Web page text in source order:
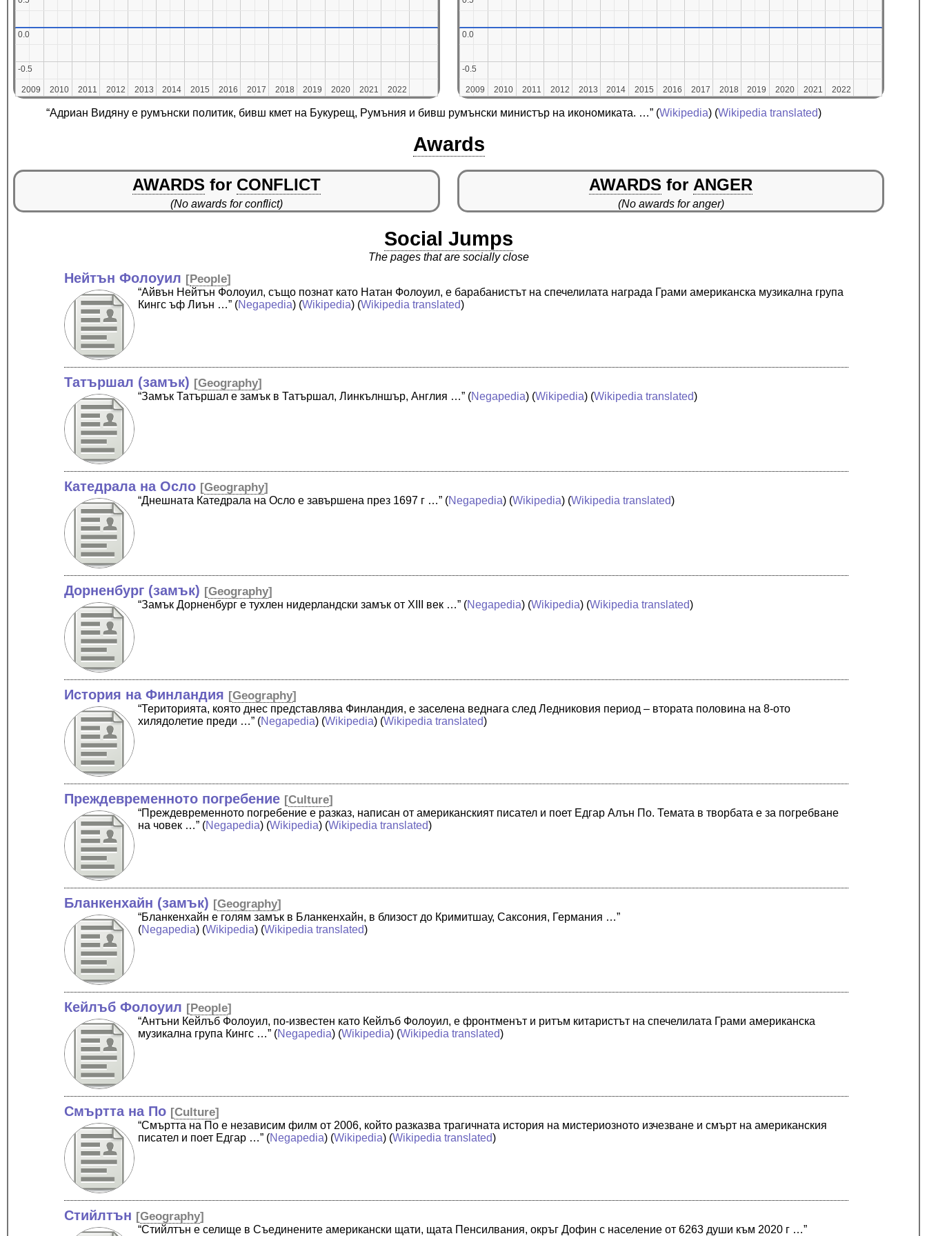
2009
2009 2010
2010 2011
2011 2012
2012 2013
2013 2014
2014 2015
2015 2016
2016 2017
2017 2018
2018 2019
2019 2020
2020 2021
2021 2022
2022
-0.5
-0.5
0.0
0.0
2009
2009 2010
2010 2011
2011 2012
2012 2013
2013 2014
2014 2015
2015 2016
2016 2017
2017 2018
2018 2019
2019 2020
2020 2021
2021 2022
2022
-0.5
-0.5
0.0
0.0
“Адриан Видяну е румънски политик, бивш кмет на Букурещ, Румъния и бивш румънски министър на икономиката. …” (Wikipedia) (Wikipedia translated)
Awards
AWARDS for CONFLICT
(No awards for conflict)
AWARDS for ANGER
(No awards for anger)
Social Jumps
The pages that are socially close
Нейтън Фолоуил [People]
“Айвън Нейтън Фолоуил, също познат като Натан Фолоуил, е барабанистът на спечелилата награда Грами американска музикална група
Кингс ъф Лиън …” (Negapedia) (Wikipedia) (Wikipedia translated)
Татършал (замък) [Geography]
“Замък Татършал е замък в Татършал, Линкълншър, Англия …” (Negapedia) (Wikipedia) (Wikipedia translated)
Катедрала на Осло [Geography]
“Днешната Катедрала на Осло е завършена през 1697 г …” (Negapedia) (Wikipedia) (Wikipedia translated)
Дорненбург (замък) [Geography]
“Замък Дорненбург е тухлен нидерландски замък от XIII век …” (Negapedia) (Wikipedia) (Wikipedia translated)
История на Финландия [Geography]
“Територията, която днес представлява Финландия, е заселена веднага след Ледниковия период – втората половина на 8-ото
хилядолетие преди …” (Negapedia) (Wikipedia) (Wikipedia translated)
Преждевременното погребение [Culture]
“Преждевременното погребение е разказ, написан от американският писател и поет Едгар Алън По. Темата в творбата е за погребване
на човек …” (Negapedia) (Wikipedia) (Wikipedia translated)
Бланкенхайн (замък) [Geography]
“Бланкенхайн е голям замък в Бланкенхайн, в близост до Кримитшау, Саксония, Германия …”
(Negapedia) (Wikipedia) (Wikipedia translated)
Кейлъб Фолоуил [People]
“Антъни Кейлъб Фолоуил, по-известен като Кейлъб Фолоуил, е фронтменът и ритъм китаристът на спечелилата Грами американска
музикална група Кингс …” (Negapedia) (Wikipedia) (Wikipedia translated)
Смъртта на По [Culture]
“Смъртта на По е независим филм от 2006, който разказва трагичната история на мистериозното изчезване и смърт на американския
писател и поет Едгар …” (Negapedia) (Wikipedia) (Wikipedia translated)
Стийлтън [Geography]
“Стийлтън е селище в Съединените американски щати, щата Пенсилвания, окръг Дофин с население от 6263 души към 2020 г …”